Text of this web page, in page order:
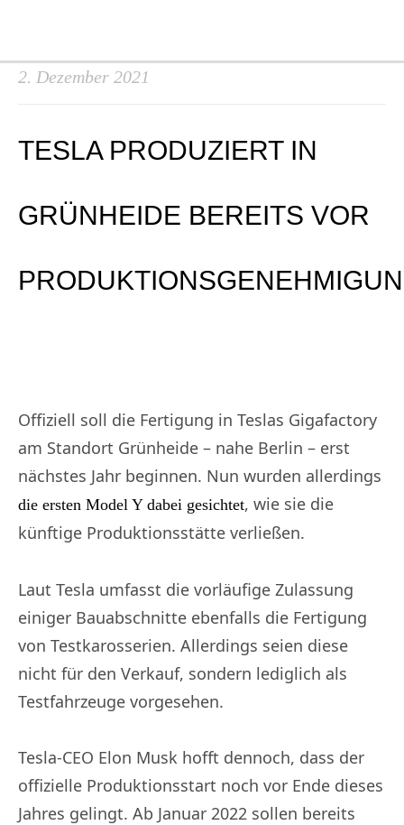
2. Dezember 2021
TESLA PRODUZIERT IN
GRÜNHEIDE BEREITS VOR
Offiziell soll die Fertigung in Teslas Gigafactory
am Standort Grünheide – nahe Berlin – erst
nächstes Jahr beginnen. Nun wurden allerdings
die ersten Model Y dabei gesichtet, wie sie die
künftige Produktionsstätte verließen.
Laut Tesla umfasst die vorläufige Zulassung
einiger Bauabschnitte ebenfalls die Fertigung
von Testkarosserien. Allerdings seien diese
nicht für den Verkauf, sondern lediglich als
Testfahrzeuge vorgesehen.
Tesla-CEO Elon Musk hofft dennoch, dass der
offizielle Produktionsstart noch vor Ende dieses
Jahres gelingt. Ab Januar 2022 sollen bereits